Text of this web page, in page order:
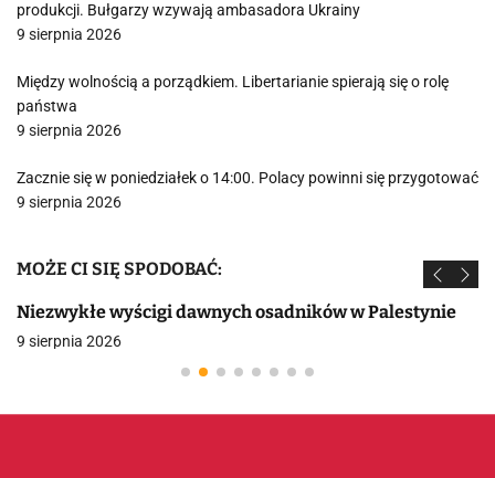
produkcji. Bułgarzy wzywają ambasadora Ukrainy
9 sierpnia 2026
Między wolnością a porządkiem. Libertarianie spierają się o rolę
państwa
9 sierpnia 2026
Zacznie się w poniedziałek o 14:00. Polacy powinni się przygotować
9 sierpnia 2026
MOŻE CI SIĘ SPODOBAĆ:
Niezwykłe wyścigi dawnych osadników w Palestynie
9 sierpnia 2026